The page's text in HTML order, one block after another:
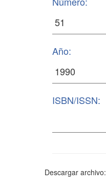
Año:
ISBN/ISSN:
Descargar archivo: